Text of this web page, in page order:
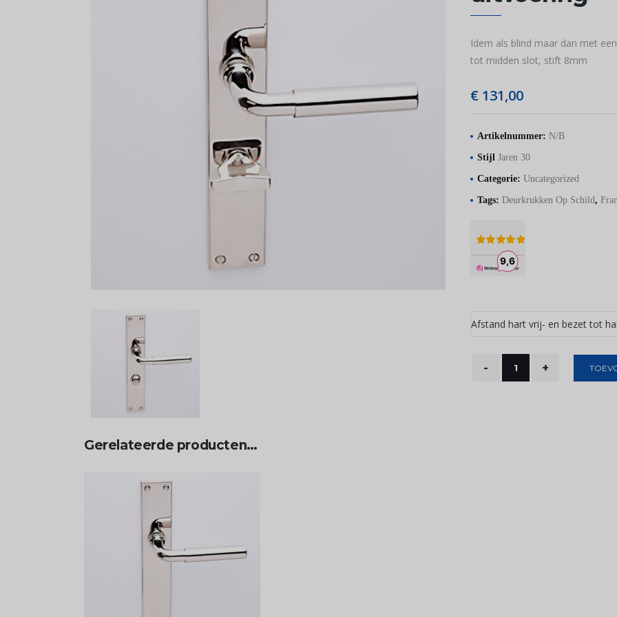
Idem als blind maar dan met
tot midden slot, stift 8mm
€131,00
Artikelnummer: N/B
Stijl Jaren 30
Categorie: Uncategorized
Tags: Deurkrukken Op Schild,
Afstand hart vrij- en bezet tot
Gerelateerde producten…